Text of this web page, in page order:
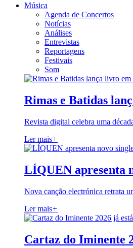
Música
Agenda de Concertos
Notícias
Análises
Entrevistas
Reportagens
Festivais
Som
Rimas e Batidas
Revista digital celebra uma
Ler mais+
LÍQUEN apresenta
Nova canção electrónica retrata
Ler mais+
Cartaz do Iminente